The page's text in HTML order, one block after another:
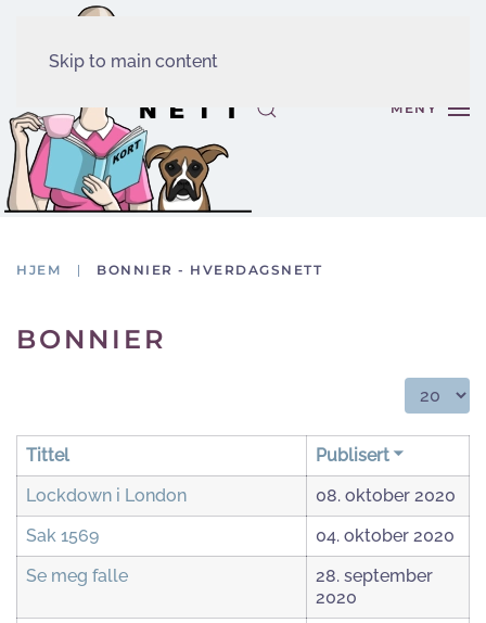
Skip to main content
MENY
HJEM BONNIER - HVERDAGSNETT
BONNIER
Vis ant.:
Tittel
Publisert
Lockdown i London
08. oktober 2020
Sak 1569
04. oktober 2020
Se meg falle
28. september
2020